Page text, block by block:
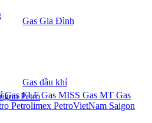
Gas Gia Đình
Gas dầu khí
Petro
Gas ELFGas MISS Gas MT Gas
Petrolimex PetroVietNam Saigon